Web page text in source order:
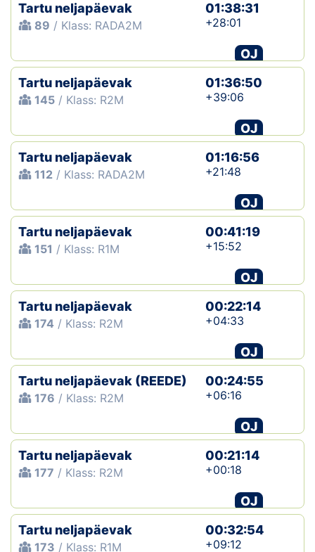
Tartu neljapäevak
89 / Klass: RADA2M
01:38:31
+28:01
OJ
Tartu neljapäevak
145 / Klass: R2M
01:36:50
+39:06
OJ
Tartu neljapäevak
112 / Klass: RADA2M
01:16:56
+21:48
OJ
Tartu neljapäevak
151 / Klass: R1M
00:41:19
+15:52
OJ
Tartu neljapäevak
174 / Klass: R2M
00:22:14
+04:33
OJ
Tartu neljapäevak (REEDE)
176 / Klass: R2M
00:24:55
+06:16
OJ
Tartu neljapäevak
177 / Klass: R2M
00:21:14
+00:18
OJ
Tartu neljapäevak
173 / Klass: R1M
00:32:54
+09:12